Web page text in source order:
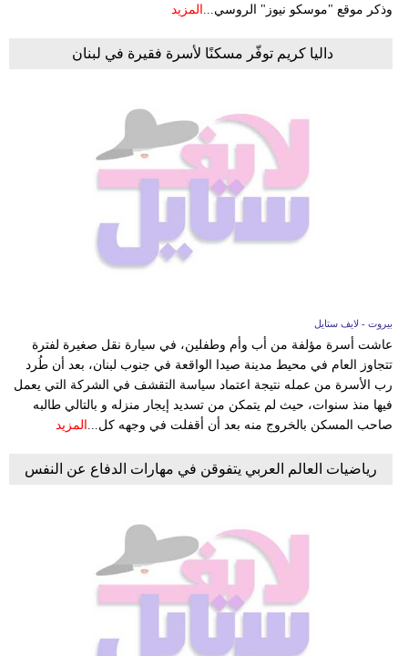
وذكر موقع "موسكو نيوز" الروسي...
المزيد
داليا كريم توفّر مسكنًا لأسرة فقيرة في لبنان
بيروت - لايف ستايل
عاشت أسرة مؤلفة من أب وأم وطفلين، في سيارة نقل صغيرة لفترة
تتجاوز العام في محيط مدينة صيدا الواقعة في جنوب لبنان، بعد أن طُرد
رب الأسرة من عمله نتيجة اعتماد سياسة التقشف في الشركة التي يعمل
فيها منذ سنوات، حيث لم يتمكن من تسديد إيجار منزله و بالتالي طالبه
صاحب المسكن بالخروج منه بعد أن أقفلت في وجهه كل...
المزيد
رياضيات العالم العربي يتفوقن في مهارات الدفاع عن النفس